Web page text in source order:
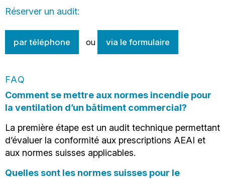
Réserver un audit:
par téléphone ou via le formulaire
FAQ
Comment se mettre aux normes incendie pour
la ventilation d’un bâtiment commercial?
La première étape est un audit technique permettant
d’évaluer la conformité aux prescriptions AEAI et
aux normes suisses applicables.
Quelles sont les normes suisses pour le